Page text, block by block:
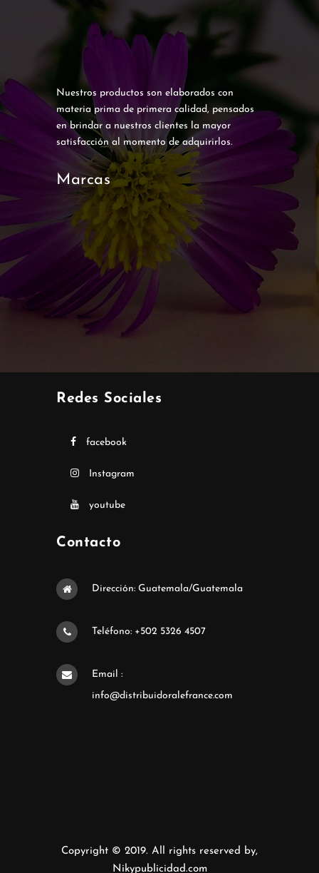
Nuestros productos son elaborados con
materia prima de primera calidad, pensados
en brindar a nuestros clientes la mayor
satisfacción al momento de adquirirlos.
Marcas
Redes Sociales
facebook
Instagram
youtube
Contacto
Dirección: Guatemala/Guatemala
Teléfono: +502 5326 4507
Email :
info@distribuidoralefrance.com
Copyright © 2019. All rights reserved by,
Nikypublicidad.com